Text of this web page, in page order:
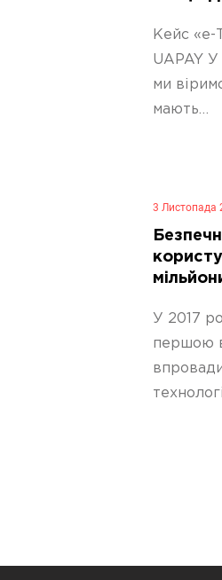
Кейс «е-
UAPAY У
ми
мають…
3 Листопада
У 2017
першою